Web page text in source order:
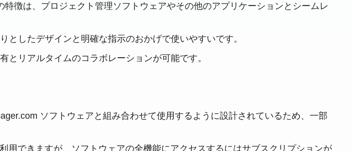
徴は、プロジェクト管理ソフトウェアやその他のアプリケーションとシームレ
したデザインと明確な指示のおかげで使いやすいです。
とリアルタイムのコラボレーションが可能です。
ソフトウェアと組み合わせて使用​​するように設計されているため、一部
できますが、ソフトウェアの全機能にアクセスするにはサブスクリプションが